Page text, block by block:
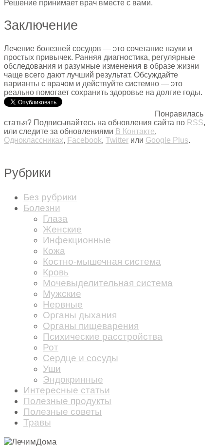
Решение принимает врач вместе с вами.
Заключение
Лечение болезней сосудов — это сочетание науки и
простых привычек. Ранняя диагностика, регулярные
обследования и разумные изменения в образе жизни
чаще всего дают лучший результат. Обсуждайте
варианты с врачом и действуйте системно — это
реально помогает сохранить здоровье на долгие годы.
Понравилась
статья? Подписывайтесь на обновления сайта по RSS,
или следите за обновлениями В Контакте,
Одноклассниках, Facebook, Twitter или Google Plus.
Рубрики
Без рубрики
Болезни
Глаза
Женские
Инфекционные
Кожа
Костно-мышечная система
Кровь
Мочевыделительная система
Мужские
Нервные
Органы дыхания
Органы пищеварения
Психические расстройства
Рот
Сердце и сосуды
Уши
Эндокринные
Интересные статьи
Полезные продукты
Полезные советы
Травы